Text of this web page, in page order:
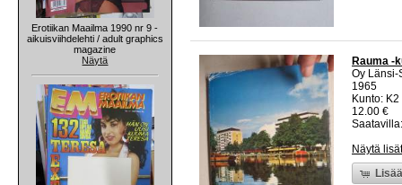
Erotiikan Maailma 1990 nr 9 -
aikuisviihdelehti / adult graphics
magazine
Näytä
Rauma -
Oy Länsi-
1965
Kunto:
12.00 €
Näytä